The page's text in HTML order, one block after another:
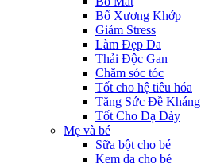
Bổ Xương Khớp
Giảm Stress
Làm Đẹp Da
Thải Độc Gan
Chăm sóc tóc
Tốt cho hệ tiêu hóa
Tăng Sức Đề Kháng
Tốt Cho Dạ Dày
Mẹ và bé
Sữa bột cho bé
Kem da cho bé